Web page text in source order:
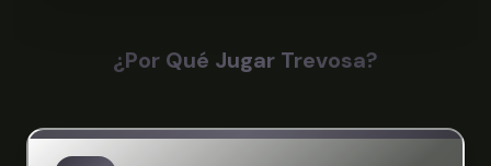
¿Por Qué Jugar Trevosa?